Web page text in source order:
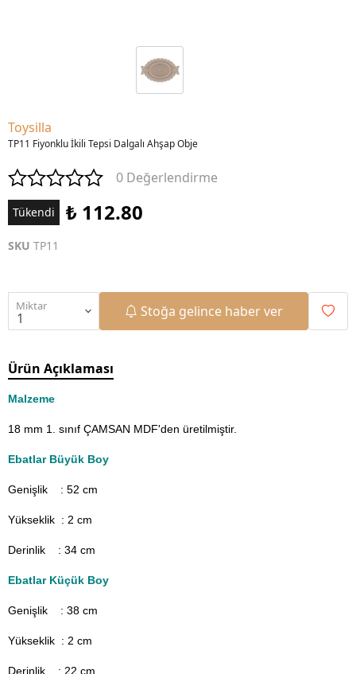
Toysilla
TP11 Fiyonklu İkili Tepsi Dalgalı Ahşap Obje
0 Değerlendirme
Tükendi ₺ 112.80
SKU TP11
Miktar Stoğa gelince haber ver
Ürün Açıklaması
Malzeme
18 mm 1. sınıf ÇAMSAN MDF'den üretilmiştir.
Ebatlar Büyük Boy
Genişlik : 52 cm
Yükseklik : 2 cm
Derinlik : 34 cm
Ebatlar Küçük Boy
Genişlik : 38 cm
Yükseklik : 2 cm
Derinlik : 22 cm